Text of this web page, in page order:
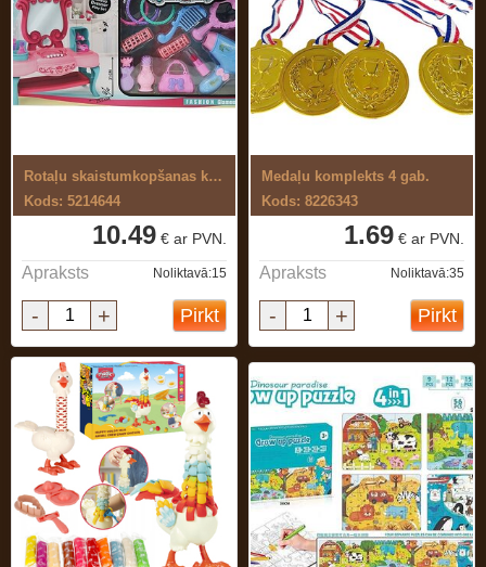
Rotaļu skaistumkopšanas komplekts ar ...
Kods: 5214644
10.49 € ar PVN.
Apraksts Noliktavā:15
- + Pirkt
Medaļu komplekts 4 gab.
Kods: 8226343
1.69 € ar PVN.
Apraksts Noliktavā:35
- + Pirkt